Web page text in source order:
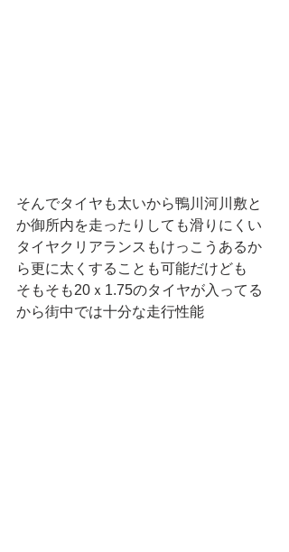
そんでタイヤも太いから鴨川河川敷と
か御所内を走ったりしても滑りにくい
タイヤクリアランスもけっこうあるか
ら更に太くすることも可能だけども
そもそも20ｘ1.75のタイヤが入ってる
から街中では十分な走行性能